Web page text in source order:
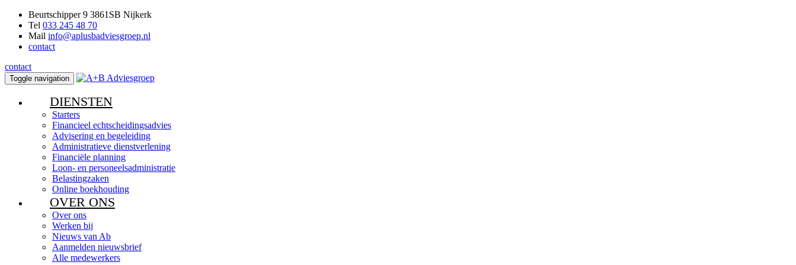
Beurtschipper 9 3861SB Nijkerk
Tel 033 245 48 70
Mail info@aplusbadviesgroep.nl
contact
contact
Toggle navigation
DIENSTEN
Starters
Financieel echtscheidingsadvies
Advisering en begeleiding
Administratieve dienstverlening
Financiële planning
Loon- en personeelsadministratie
Belastingzaken
Online boekhouding
OVER ONS
Over ons
Werken bij
Nieuws van Ab
Aanmelden nieuwsbrief
Alle medewerkers